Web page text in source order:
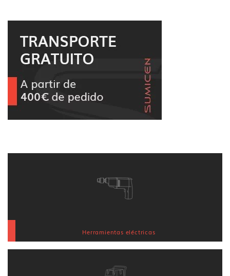
Herramientas eléctricas